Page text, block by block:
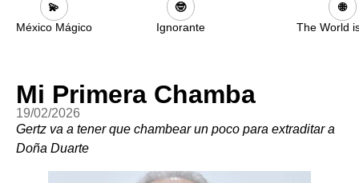
💫
México Mágico
🤓
Ignorante
🌐
The World
Mi Primera Chamba
19/02/2026
Gertz va a tener que chambear un poco para extraditar a
Doña Duarte